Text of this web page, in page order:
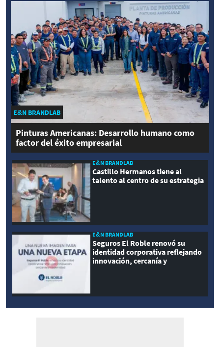
E&N BRANDLAB
Pinturas Americanas: Desarrollo humano como
factor del éxito empresarial
E&N BRANDLAB
Castillo Hermanos tiene al
talento al centro de su estrategia
E&N BRANDLAB
Seguros El Roble renovó su
identidad corporativa reflejando
innovación, cercanía y